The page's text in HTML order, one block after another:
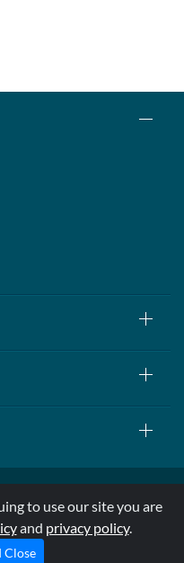
| All Rights Reserved
evaluadas por la FDA
to use our site you are
and privacy policy.
Close